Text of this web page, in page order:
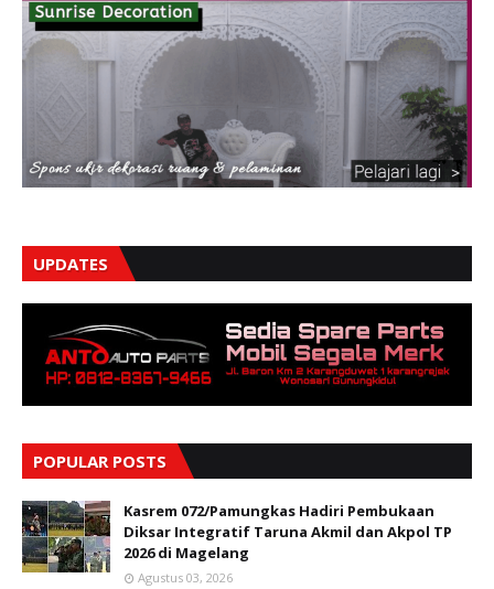
UPDATES
POPULAR POSTS
Kasrem 072/Pamungkas Hadiri Pembukaan
Diksar Integratif Taruna Akmil dan Akpol TP
2026 di Magelang
Agustus 03, 2026